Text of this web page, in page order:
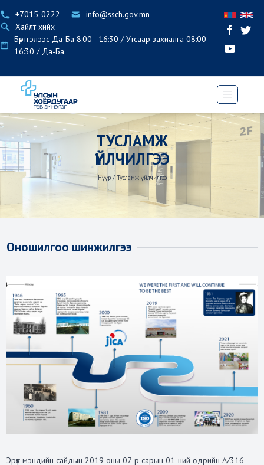
+7015-0222
info@ssch.gov.mn
Хайлт хийх
Бүртгэлээс Да-Ба 8:00 - 16:30 / Утсаар захиалга 08:00 -
16:30 / Да-Ба
ТУСЛАМЖ
ҮЙЛЧИЛГЭЭ
Нүүр / Тусламж үйлчилгээ
Оношилгоо шинжилгээ
Эрүүл мэндийн сайдын 2019 оны 07-р сарын 01-ний өдрийн А/316